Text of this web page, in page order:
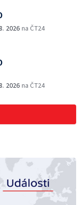
2026 na ČT24
2026 na ČT24